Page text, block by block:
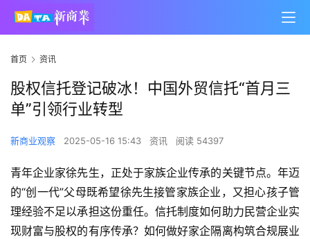
首页 资讯
股权信托登记破冰！中国外贸信托“首月三
单”引领行业转型
新商业观察 2025-05-16 15:43 资讯 阅读 54397
青年企业家徐先生，正处于家族企业传承的关键节点。年迈
的“创一代”父母既希望徐先生接管家族企业，又担心孩子管
理经验不足以承担这份重任。信托制度如何助力民营企业实
现财富与股权的有序传承？如何做好家企隔离构筑合规展业